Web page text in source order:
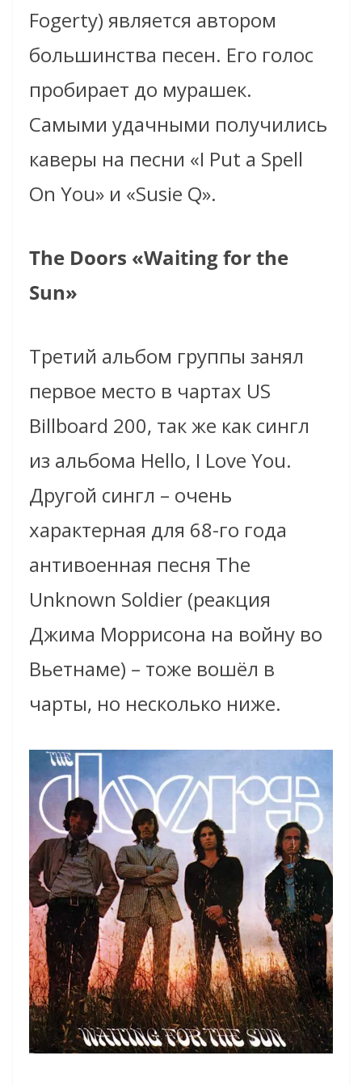
Fogerty) является автором
большинства песен. Его голос
пробирает до мурашек.
Самыми удачными получились
каверы на песни «I Put a Spell
On You» и «Susie Q».
The Doors «Waiting for the
Sun»
Третий альбом группы занял
первое место в чартах US
Billboard 200, так же как сингл
из альбома Hello, I Love You.
Другой сингл – очень
характерная для 68-го года
антивоенная песня The
Unknown Soldier (реакция
Джима Моррисона на войну во
Вьетнаме) – тоже вошёл в
чарты, но несколько ниже.